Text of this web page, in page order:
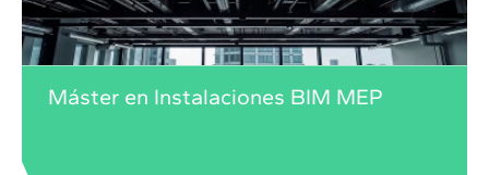
Máster en Instalaciones BIM MEP